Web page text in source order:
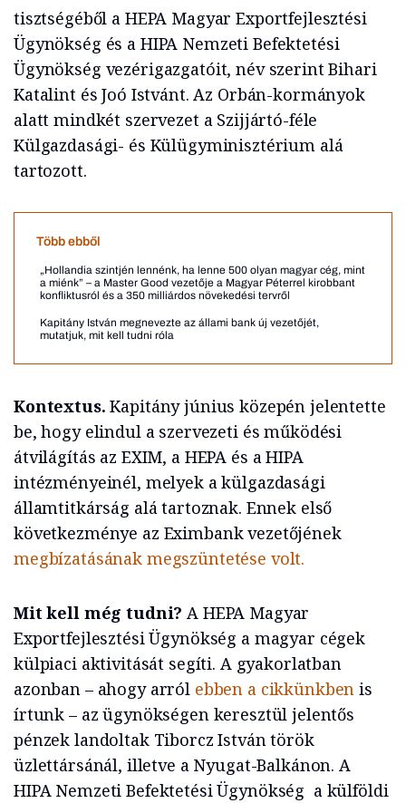
tisztségéből a HEPA Magyar Exportfejlesztési
Ügynökség és a HIPA Nemzeti Befektetési
Ügynökség vezérigazgatóit, név szerint Bihari
Katalint és Joó Istvánt. Az Orbán-kormányok
alatt mindkét szervezet a Szijjártó-féle
Külgazdasági- és Külügyminisztérium alá
tartozott.
Több ebből
„Hollandia szintjén lennénk, ha lenne 500 olyan magyar cég, mint
a miénk” – a Master Good vezetője a Magyar Péterrel kirobbant
konfliktusról és a 350 milliárdos növekedési tervről
Kapitány István megnevezte az állami bank új vezetőjét,
mutatjuk, mit kell tudni róla
Kontextus. Kapitány június közepén jelentette
be, hogy elindul a szervezeti és működési
átvilágítás az EXIM, a HEPA és a HIPA
intézményeinél, melyek a külgazdasági
államtitkárság alá tartoznak. Ennek első
következménye az Eximbank vezetőjének
megbízatásának megszüntetése volt.
Mit kell még tudni? A HEPA Magyar
Exportfejlesztési Ügynökség a magyar cégek
külpiaci aktivitását segíti. A gyakorlatban
azonban – ahogy arról ebben a cikkünkben is
írtunk – az ügynökségen keresztül jelentős
pénzek landoltak Tiborcz István török
üzlettársánál, illetve a Nyugat-Balkánon. A
HIPA Nemzeti Befektetési Ügynökség a külföldi